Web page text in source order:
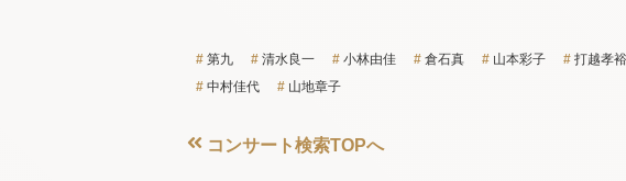
第九 清水良一 小林由佳 倉石真 山本彩子 打越孝裕
中村佳代
山地章子
コンサート検索TOPへ